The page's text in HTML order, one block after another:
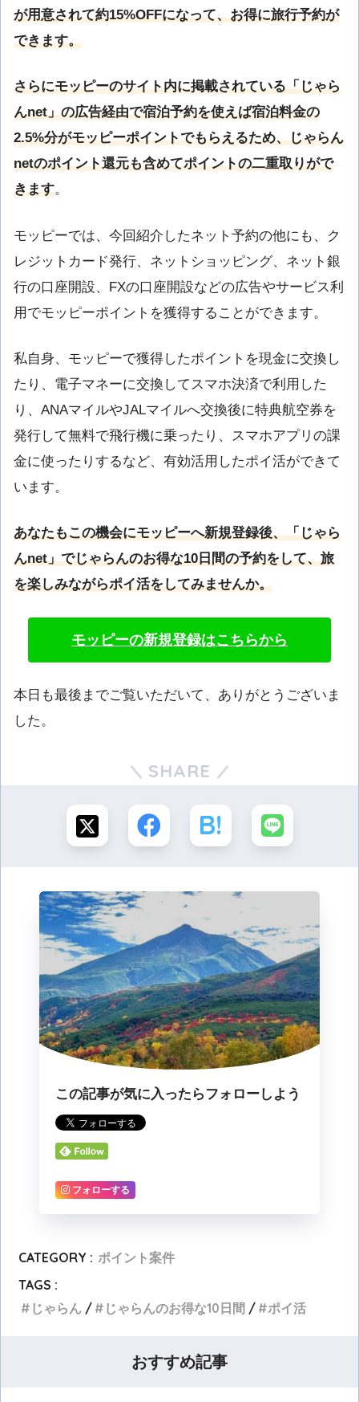
が用意されて約15%OFFになって、お得に旅行予約が
できます。
さらにモッピーのサイト内に掲載されている「じゃら
んnet」の広告経由で宿泊予約を使えば宿泊料金の
2.5%分がモッピーポイントでもらえるため、じゃらん
netのポイント還元も含めてポイントの二重取りがで
きます。
モッピーでは、今回紹介したネット予約の他にも、ク
レジットカード発行、ネットショッピング、ネット銀
行の口座開設、FXの口座開設などの広告やサービス利
用でモッピーポイントを獲得することができます。
私自身、モッピーで獲得したポイントを現金に交換し
たり、電子マネーに交換してスマホ決済で利用した
り、ANAマイルやJALマイルへ交換後に特典航空券を
発行して無料で飛行機に乗ったり、スマホアプリの課
金に使ったりするなど、有効活用したポイ活ができて
います。
あなたもこの機会にモッピーへ新規登録後、「じゃら
んnet」でじゃらんのお得な10日間の予約をして、旅
を楽しみながらポイ活をしてみませんか。
モッピーの新規登録はこちらから
本日も最後までご覧いただいて、ありがとうございま
した。
SHARE
この記事が気に入ったらフォローしよう
フォローする
CATEGORY : ポイント案件
TAGS :
じゃらん
じゃらんのお得な10日間 ポイ活
おすすめ記事